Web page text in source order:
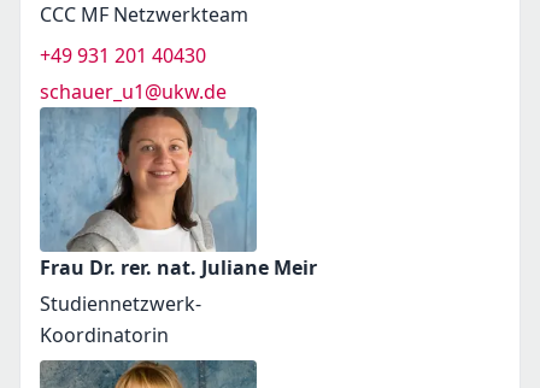
CCC MF Netzwerkteam
+49 931 201 40430
schauer_u1@ukw.de
Frau Dr. rer. nat. Juliane Meir
Studiennetzwerk-
Koordinatorin